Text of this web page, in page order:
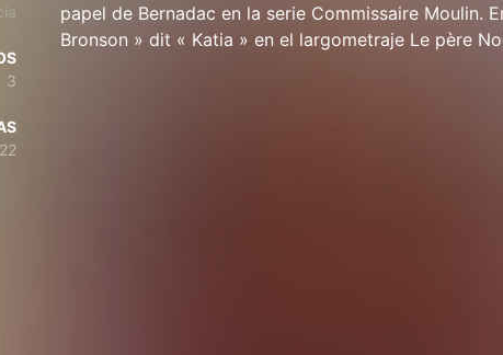
3
22
papel de Bernadac en la serie Commissaire Moulin.
Bronson » dit « Katia » en el largometraje Le père